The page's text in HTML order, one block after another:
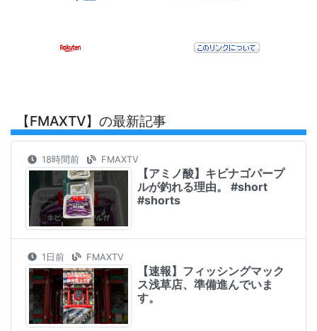
【FMAXTV】の最新記事
18時間前 FMAXTV
【アミノ酸】キビナゴパープ
ルが釣れる理由。 #short
#shorts
1日前 FMAXTV
【速報】フィッシングマック
ス浅草店、準備進んでいま
す。